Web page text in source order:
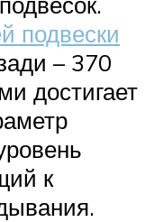
подвески
– 370
достигает
к